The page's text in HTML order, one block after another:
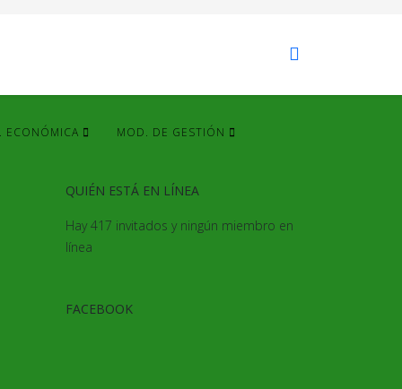
ECONÓMICA MOD. DE GESTIÓN
QUIÉN ESTÁ EN LÍNEA
Hay 417 invitados y ningún miembro en
línea
FACEBOOK